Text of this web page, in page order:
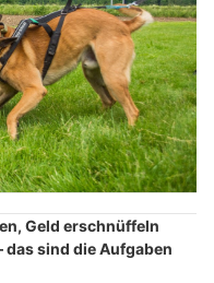
Geld erschnüffeln
sind die Aufgaben